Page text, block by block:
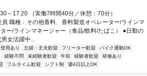
～17:20 （実働7時間40分／休憩：70分）
職種：その他香料、香料製造オペレーター/ラインマ
ー/ラインマネージャー（食品/飲料/たばこ） ●日勤の
女活躍中...
用あり 主婦・主夫歓迎 フリーター歓迎
バイク通勤OK
経験不問 未経験者歓迎 午前 経験者歓迎
研修あり
フルタイム歓迎 シフト制 週4日以上OK